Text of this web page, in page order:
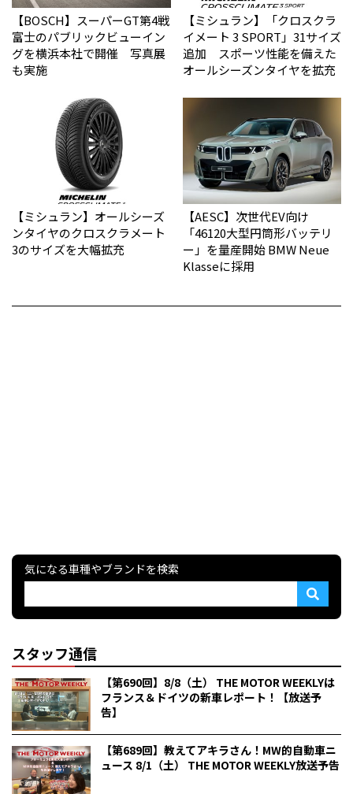
【BOSCH】スーパーGT第4戦
富士のパブリックビューイン
グを横浜本社で開催 写真展
も実施
【ミシュラン】「クロスクラ
イメート 3 SPORT」31サイズ
追加 スポーツ性能を備えた
オールシーズンタイヤを拡充
【ミシュラン】オールシーズ
ンタイヤのクロスクラメート
3のサイズを大幅拡充
【AESC】次世代EV向け
「46120大型円筒形バッテリ
ー」を量産開始 BMW Neue
Klasseに採用
気になる車種やブランドを検索
スタッフ通信
【第690回】8/8（土） THE MOTOR WEEKLYは
フランス＆ドイツの新車レポート！【放送予
告】
【第689回】教えてアキラさん！MW的自動車ニ
ュース 8/1（土） THE MOTOR WEEKLY放送予告